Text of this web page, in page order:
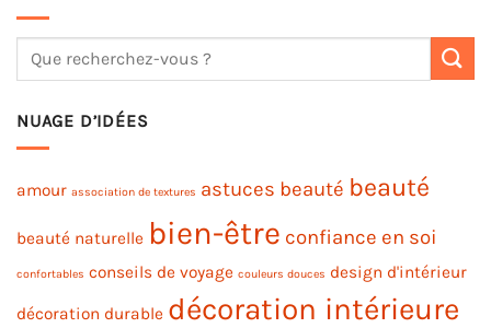
NUAGE D’IDÉES
amour association de textures astuces beauté beauté
beauté naturelle bien-être confiance en soi
confortables conseils de voyage couleurs douces design d'intérieur
décoration durable décoration intérieure